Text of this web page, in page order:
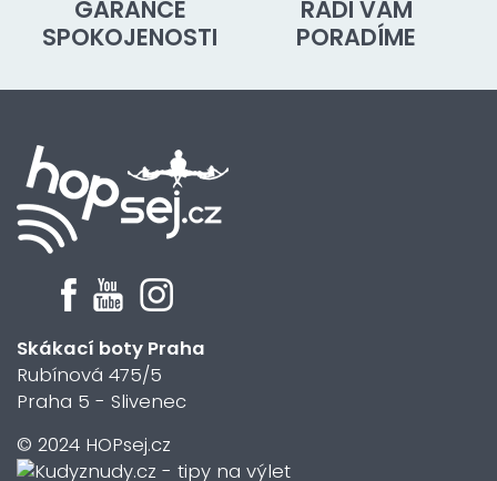
GARANCE
SPOKOJENOSTI
RÁDI VÁM
PORADÍME
Skákací boty Praha
Rubínová 475/5
Praha 5 - Slivenec
© 2024 HOPsej.cz